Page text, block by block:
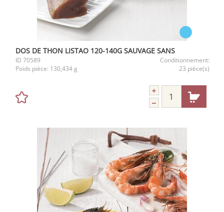
DOS DE THON LISTAO 120-140G SAUVAGE SANS
ID 70589
Conditionnement:
Poids pièce: 130,434 g 23 pièce(s)